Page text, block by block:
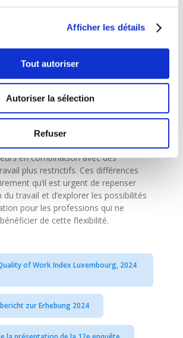
Afficher les détails
Tout autoriser
Autoriser la sélection
Refuser
développement du télétravail révèle
il reste un privilège réservé aux
privilégiées. Pour les travailleurs
l’accès au télétravail a été
la fin des dérogations fiscales et
domicile-travail. Les salariés de
professions ne peuvent y avoir
que leur présence est requise,
en combinaison avec des
plus restrictifs. Ces différences
qu’il est urgent de repenser
du travail et d’explorer les possibilités
pour les professions qui ne
de cette flexibilité.
of Work Index Luxembourg, 2024
zur Erhebung 2024